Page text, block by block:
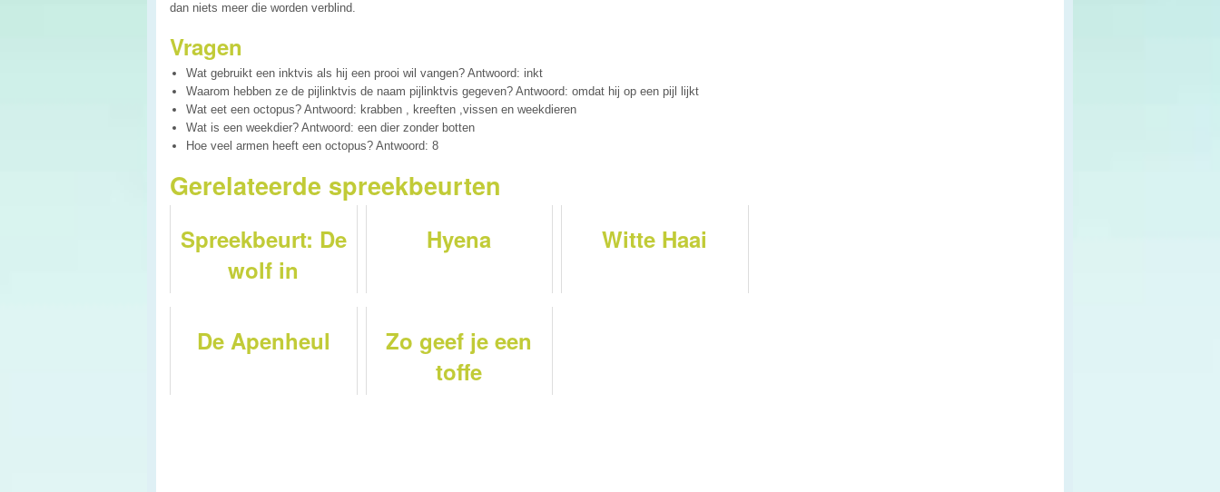
dan niets meer die worden verblind.
Vragen
Wat gebruikt een inktvis als hij een prooi wil vangen? Antwoord: inkt
Waarom hebben ze de pijlinktvis de naam pijlinktvis gegeven? Antwoord: omdat hij op een pijl lijkt
Wat eet een octopus? Antwoord: krabben , kreeften ,vissen en weekdieren
Wat is een weekdier? Antwoord: een dier zonder botten
Hoe veel armen heeft een octopus? Antwoord: 8
Gerelateerde spreekbeurten
Spreekbeurt: De
wolf in
Hyena Witte Haai
De Apenheul
Zo geef je een
toffe